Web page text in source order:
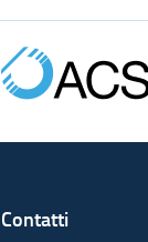
Contatti